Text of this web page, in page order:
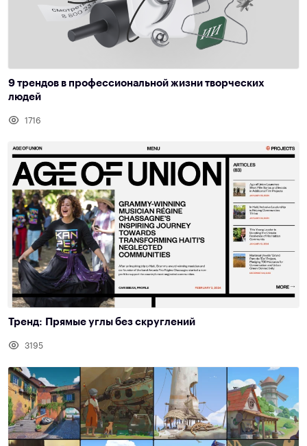
9 трендов в профессиональной жизни творческих
людей
1716
Тренд: Прямые углы без скруглений
3195